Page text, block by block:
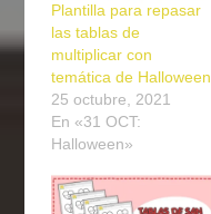
Plantilla para repasar
las tablas de
multiplicar con
temática de Halloween
25 octubre, 2021
En «31 OCT:
Halloween»